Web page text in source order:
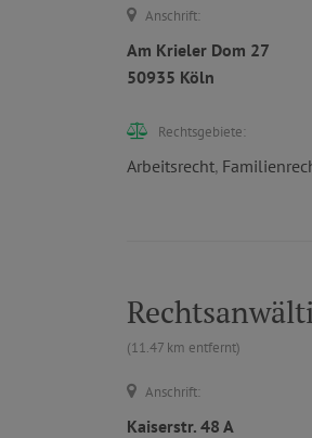
Anschrift:
Am Krieler Dom 27
50935 Köln
Rechtsgebiete:
Arbeitsrecht,
(11.47 km entfernt)
Anschrift:
Kaiserstr. 48 A